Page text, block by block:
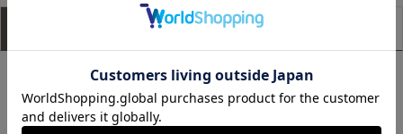
サイズ詳細
風通しの良いデザインと軽やかな素材使いが、涼しく快適な着
心地を叶える一枚。ポンチョ風のノンストレスなシルエットが